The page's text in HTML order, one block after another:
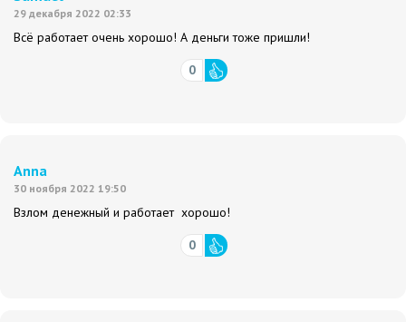
29 декабря 2022 02:33
Всё работает очень хорошо! А деньги тоже пришли!
0
Anna
30 ноября 2022 19:50
Взлом денежный и работает хорошо!
0